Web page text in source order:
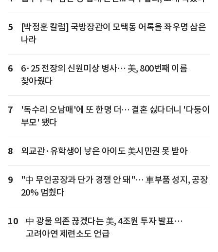
5
[박정훈 칼럼] 국방장관이 모택동 어록을 좌우명 삼은
나라
6
6·25 전장의 신원미상 병사… 美, 800번째 이름
찾아줬다
7
'독수리 오남매'에 또 한명 더… 결혼 싫다더니 '다둥이
부모' 됐다
8 외교관·유학생이 낳은 아이도 美시민권 못 받아
9
"中 무인공장과 단가 경쟁 안 돼"… 車부품 성지, 공장
20% 멈췄다
10
中 광물 의존 끊겠다는 美, 4조원 투자 발표…
고려아연 제련소도 언급